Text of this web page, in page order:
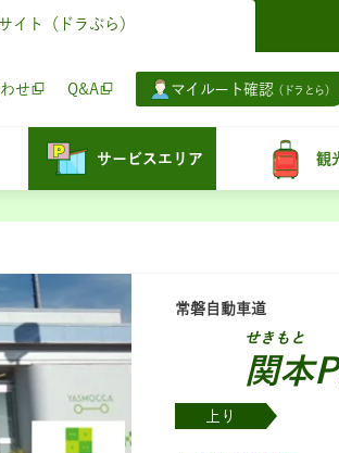
イト （ドラぷら）
せ Q&A マイルート確認 （ドラとら）
サービスエリア 観
常磐自動車道
せきもと
関本
上り